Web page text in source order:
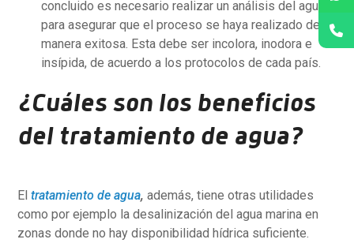
concluido es necesario realizar un análisis del agua
para asegurar que el proceso se haya realizado de
manera exitosa. Esta debe ser incolora, inodora e
insípida, de acuerdo a los protocolos de cada país.
¿Cuáles son los beneficios
del tratamiento de agua?
Eltratamiento de agua, además, tiene otras utilidades
como por ejemplo la desalinización del agua marina en
zonas donde no hay disponibilidad hídrica suficiente.